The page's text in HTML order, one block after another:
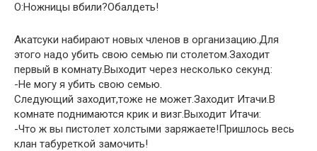
О:Ножницы вбили?Обалдеть!
Акатсуки набирают новых членов в организацию.Для
этого надо убить свою семью пи столетом.Заходит
первый в комнату.Выходит через несколько секунд:
-Не могу я убить свою семью.
Следующий заходит,тоже не может.Заходит Итачи.В
комнате поднимаются крик и визг.Выходит Итачи:
-Что ж вы пистолет холстыми заряжаете!Пришлось весь
клан табуреткой замочить!